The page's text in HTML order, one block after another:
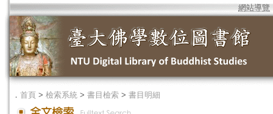
網站導覽
． 首頁 > 檢索系統 > 書目檢索 > 書目明細